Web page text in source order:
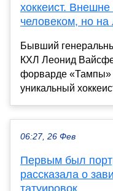
хоккеист.
человеком, но
Бывший
КХЛ Леонид
форварде «Тампы»
уникальный
06:27, 26 Фев
Первым был
рассказала о
татуировок